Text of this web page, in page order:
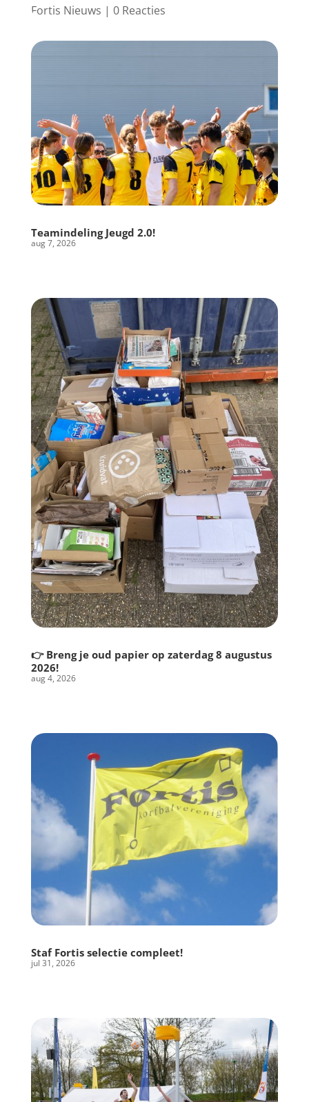
Fortis Nieuws | 0 Reacties
Teamindeling Jeugd 2.0!
aug 7, 2026
👉 Breng je oud papier op zaterdag 8 augustus
2026!
aug 4, 2026
Staf Fortis selectie compleet!
jul 31, 2026